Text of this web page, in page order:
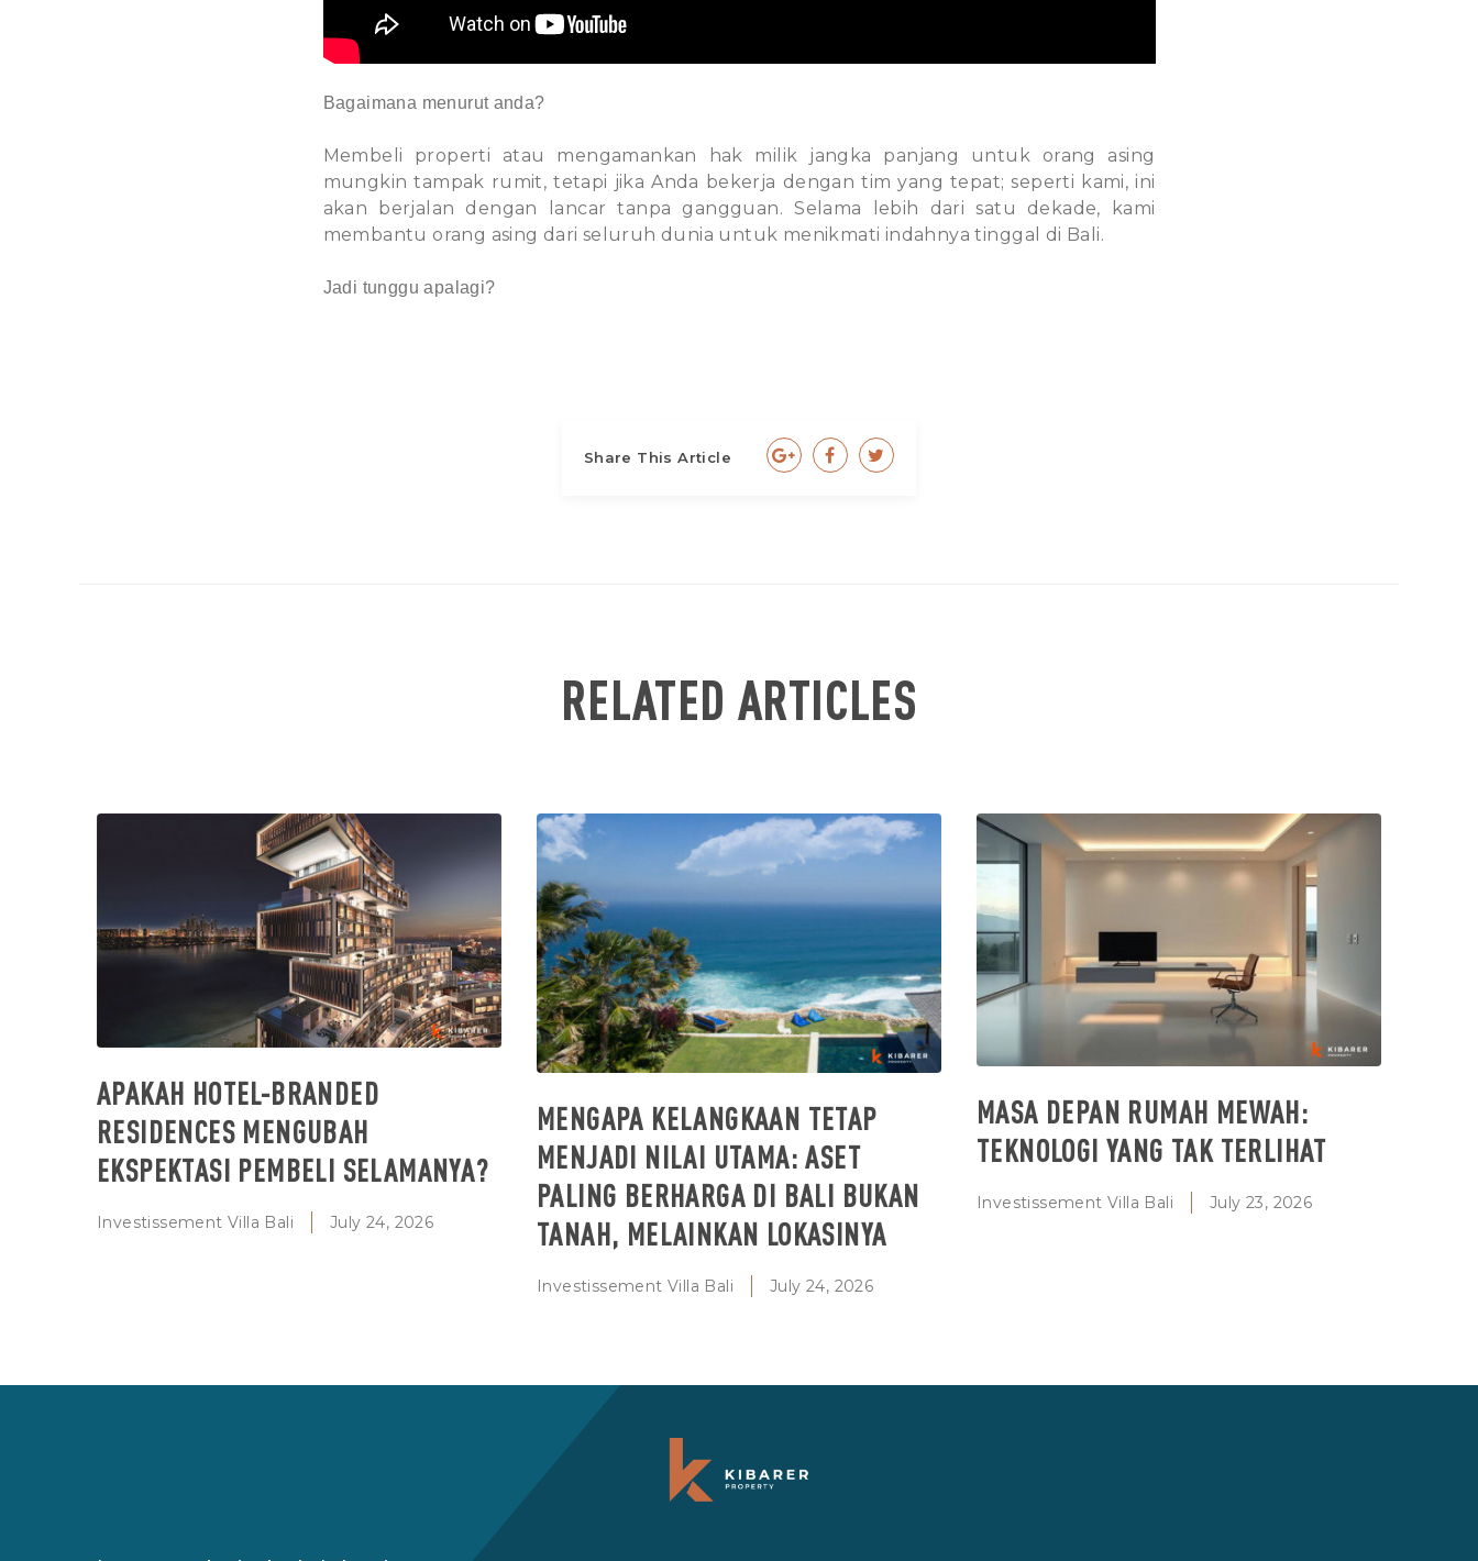
Bagaimana menurut anda?
Membeli properti atau mengamankan hak milik jangka panjang untuk orang asing
mungkin tampak rumit, tetapi jika Anda bekerja dengan tim yang tepat; seperti kami, ini
akan berjalan dengan lancar tanpa gangguan. Selama lebih dari satu dekade, kami
membantu orang asing dari seluruh dunia untuk menikmati indahnya tinggal di Bali.
Jadi tunggu apalagi?
Share This Article
RELATED ARTICLES
APAKAH HOTEL-BRANDED
RESIDENCES MENGUBAH
EKSPEKTASI PEMBELI SELAMANYA?
Investissement Villa Bali July 24, 2026
MENGAPA KELANGKAAN TETAP
MENJADI NILAI UTAMA: ASET
PALING BERHARGA DI BALI BUKAN
TANAH, MELAINKAN LOKASINYA
Investissement Villa Bali July 24, 2026
MASA DEPAN RUMAH MEWAH:
TEKNOLOGI YANG TAK TERLIHAT
Investissement Villa Bali July 23, 2026